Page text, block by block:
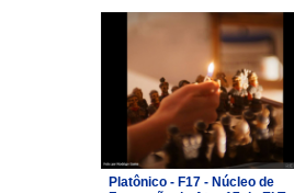
Platônico - F17 - Núcleo de